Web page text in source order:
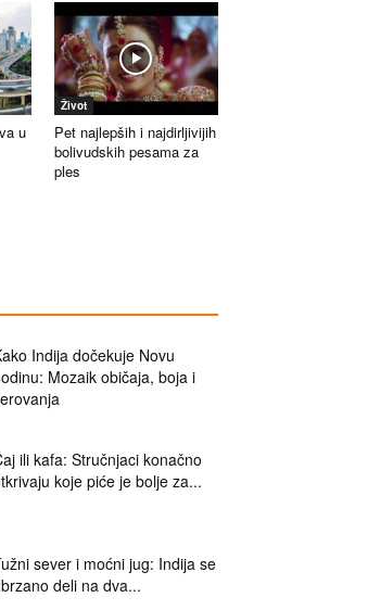
u
Život
Pet najlepših i najdirljivijih
bolivudskih pesama za
ples
Indija dočekuje Novu
Mozaik običaja, boja i
ili kafa: Stručnjaci konačno
koje piće je bolje za...
sever i moćni jug: Indija se
deli na dva...